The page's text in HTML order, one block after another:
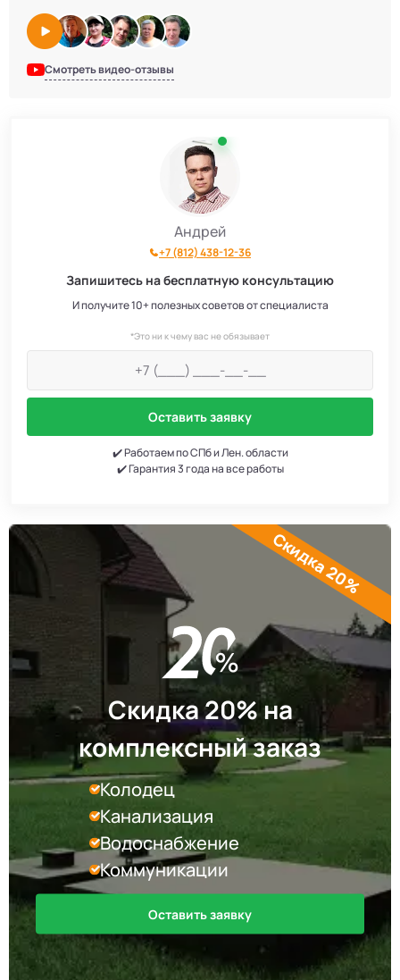
Смотреть видео-отзывы
Андрей
+7 (812) 438-12-36
Запишитесь на бесплатную консультацию
И получите 10+ полезных советов от специалиста
*Это ни к чему вас не обязывает
Оставить заявку
✔️ Работаем по СПб и Лен. области
✔️ Гарантия 3 года на все работы
Скидка 20% на
комплексный заказ
Колодец
Канализация
Водоснабжение
Коммуникации
Оставить заявку
Скидка 20%